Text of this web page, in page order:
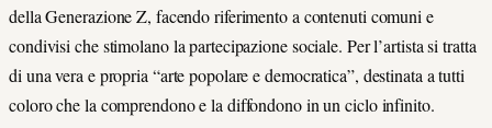
della Generazione Z, facendo riferimento a contenuti comuni e
condivisi che stimolano la partecipazione sociale. Per l’artista si tratta
di una vera e propria “arte popolare e democratica”, destinata a tutti
coloro che la comprendono e la diffondono in un ciclo infinito.